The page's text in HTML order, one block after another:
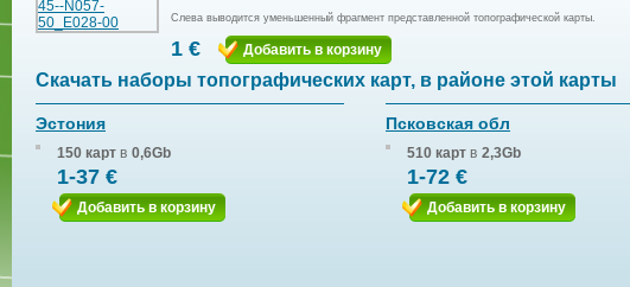
Слева выводится уменьшенный фрагмент представленной топографической карты.
1 € Добавить в корзину
Скачать наборы топографических карт, в районе этой карты
Эстония
150 карт в 0,6Gb
1-37 €
Добавить в корзину
Псковская обл
510 карт в 2,3Gb
1-72 €
Добавить в корзину